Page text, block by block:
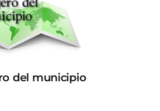
del municipio